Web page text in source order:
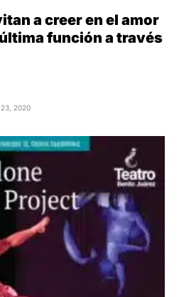
a creer en el amor
función a través
23, 2020